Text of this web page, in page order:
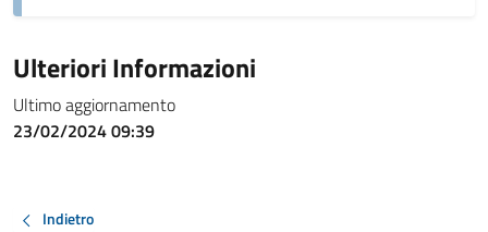
Ulteriori Informazioni
Ultimo aggiornamento
23/02/2024 09:39
Indietro